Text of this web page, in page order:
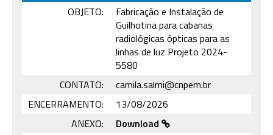
OBJETO:
Fabricação e Instalação de
Guilhotina para cabanas
radiológicas ópticas para as
linhas de luz Projeto 2024-
5580
CONTATO:
camila.salmi@cnpem.br
ENCERRAMENTO:
13/08/2026
ANEXO:
Download